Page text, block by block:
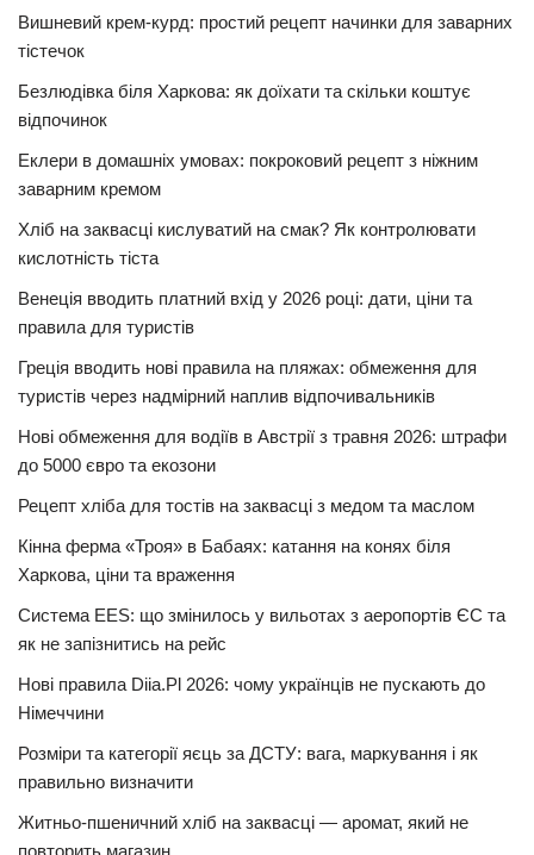
Вишневий крем-курд: простий рецепт начинки для заварних
тістечок
Безлюдівка біля Харкова: як доїхати та скільки коштує
відпочинок
Еклери в домашніх умовах: покроковий рецепт з ніжним
заварним кремом
Хліб на заквасці кислуватий на смак? Як контролювати
кислотність тіста
Венеція вводить платний вхід у 2026 році: дати, ціни та
правила для туристів
Греція вводить нові правила на пляжах: обмеження для
туристів через надмірний наплив відпочивальників
Нові обмеження для водіїв в Австрії з травня 2026: штрафи
до 5000 євро та екозони
Рецепт хліба для тостів на заквасці з медом та маслом
Кінна ферма «Троя» в Бабаях: катання на конях біля
Харкова, ціни та враження
Система EES: що змінилось у вильотах з аеропортів ЄС та
як не запізнитись на рейс
Нові правила Diia.Pl 2026: чому українців не пускають до
Німеччини
Розміри та категорії яєць за ДСТУ: вага, маркування і як
правильно визначити
Житньо-пшеничний хліб на заквасці — аромат, який не
повторить магазин